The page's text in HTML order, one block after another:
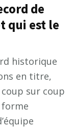
de
qui est le
historique
en titre,
sur coup
forme